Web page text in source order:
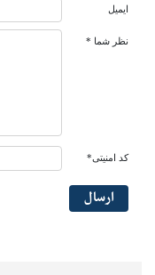
ایمیل
نظر شما *
کد امنیتی*
ارسال